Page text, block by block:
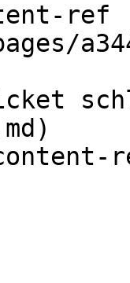
ref